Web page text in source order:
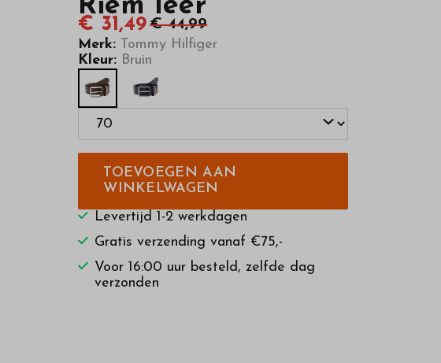
Riem leer
€ 31,49 € 44,99
Merk: Tommy Hilfiger
Kleur: Bruin
TOEVOEGEN AAN
WINKELWAGEN
Levertijd 1-2 werkdagen
Gratis verzending vanaf €75,-
Voor 16:00 uur besteld, zelfde dag
verzonden